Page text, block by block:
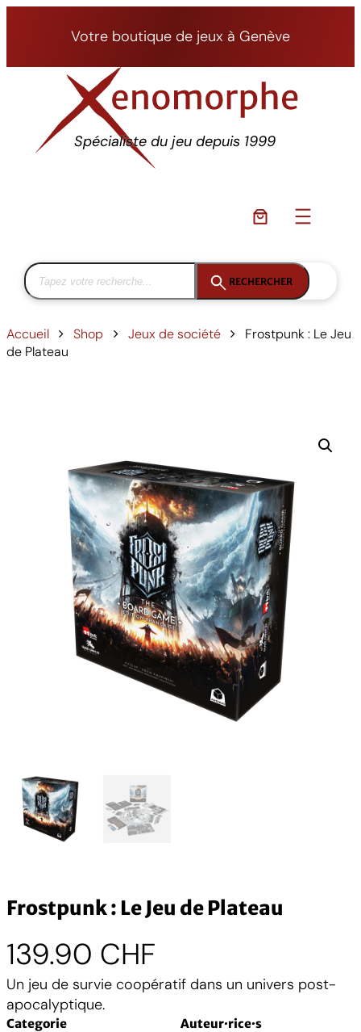
Votre boutique de jeux à Genève
Spécialiste du jeu depuis 1999
RECHERCHER
Accueil Shop Jeux de société
Frostpunk : Le Jeu
de Plateau
Frostpunk : Le Jeu de Plateau
139.90 CHF
Un jeu de survie coopératif dans un univers post-
apocalyptique.
Categorie Auteur·rice·s